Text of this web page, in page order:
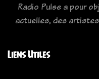
Radio Pulse a pour
actuelles, des
Liens Utiles